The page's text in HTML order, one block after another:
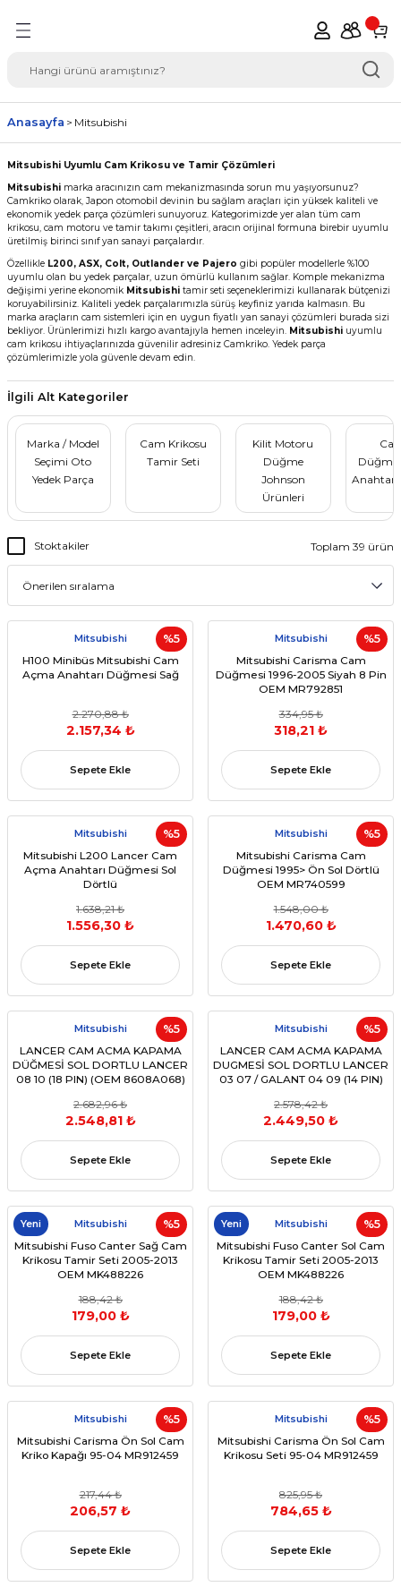
Seçimi Oto Yedek
Anasayfa Mitsubishi
Mitsubishi Uyumlu Cam Krikosu ve Tamir Çözümleri
Mitsubishi marka aracınızın cam mekanizmasında sorun mu yaşıyorsunuz?
Camkriko olarak, Japon otomobil devinin bu sağlam araçları için yüksek kaliteli ve
ekonomik yedek parça çözümleri sunuyoruz. Kategorimizde yer alan tüm cam
krikosu, cam motoru ve tamir takımı çeşitleri, aracın orijinal formuna birebir uyumlu
üretilmiş birinci sınıf yan sanayi parçalardır.
Özellikle L200, ASX, Colt, Outlander ve Pajero gibi popüler modellerle %100
uyumlu olan bu yedek parçalar, uzun ömürlü kullanım sağlar. Komple mekanizma
değişimi yerine ekonomik Mitsubishi tamir seti seçeneklerimizi kullanarak bütçenizi
koruyabilirsiniz. Kaliteli yedek parçalarımızla sürüş keyfiniz yarıda kalmasın. Bu
marka araçların cam sistemleri için en uygun fiyatlı yan sanayi çözümleri burada sizi
bekliyor. Ürünlerimizi hızlı kargo avantajıyla hemen inceleyin. Mitsubishi uyumlu
cam krikosu ihtiyaçlarınızda güvenilir adresiniz Camkriko. Yedek parça
çözümlerimizle yola güvenle devam edin.
İlgili Alt Kategoriler
Marka / Model
Seçimi Oto
Yedek Parça
Cam Krikosu
Tamir Seti
Kilit Motoru
Düğme
Johnson
Ürünleri
Anahtar
Stoktakiler Toplam 39 ürün
%5
Mitsubishi
H100 Minibüs Mitsubishi Cam
Açma Anahtarı Düğmesi Sağ
2.270,88 ₺
2.157,34 ₺
Sepete Ekle
%5
Mitsubishi
Mitsubishi Carisma Cam
Düğmesi 1996-2005 Siyah 8 Pin
OEM MR792851
334,95 ₺
318,21 ₺
Sepete Ekle
%5
Mitsubishi
Mitsubishi L200 Lancer Cam
Açma Anahtarı Düğmesi Sol
Dörtlü
1.638,21 ₺
1.556,30 ₺
Sepete Ekle
%5
Mitsubishi
Mitsubishi Carisma Cam
Düğmesi 1995> Ön Sol Dörtlü
OEM MR740599
1.548,00 ₺
1.470,60 ₺
Sepete Ekle
%5
Mitsubishi
LANCER CAM ACMA KAPAMA
DÜĞMESİ SOL DORTLU LANCER
08 10 (18 PIN) (OEM 8608A068)
2.682,96 ₺
2.548,81 ₺
Sepete Ekle
%5
Mitsubishi
LANCER CAM ACMA KAPAMA
DUGMESİ SOL DORTLU LANCER
03 07 / GALANT 04 09 (14 PIN)
2.578,42 ₺
2.449,50 ₺
Sepete Ekle
%5
Yeni Mitsubishi
Mitsubishi Fuso Canter Sağ Cam
Krikosu Tamir Seti 2005-2013
OEM MK488226
188,42 ₺
179,00 ₺
Sepete Ekle
%5
Yeni Mitsubishi
Mitsubishi Fuso Canter Sol Cam
Krikosu Tamir Seti 2005-2013
OEM MK488226
188,42 ₺
179,00 ₺
Sepete Ekle
%5
Mitsubishi
Mitsubishi Carisma Ön Sol Cam
Kriko Kapağı 95-04 MR912459
217,44 ₺
206,57 ₺
Sepete Ekle
%5
Mitsubishi
Mitsubishi Carisma Ön Sol Cam
Krikosu Seti 95-04 MR912459
825,95 ₺
784,65 ₺
Sepete Ekle